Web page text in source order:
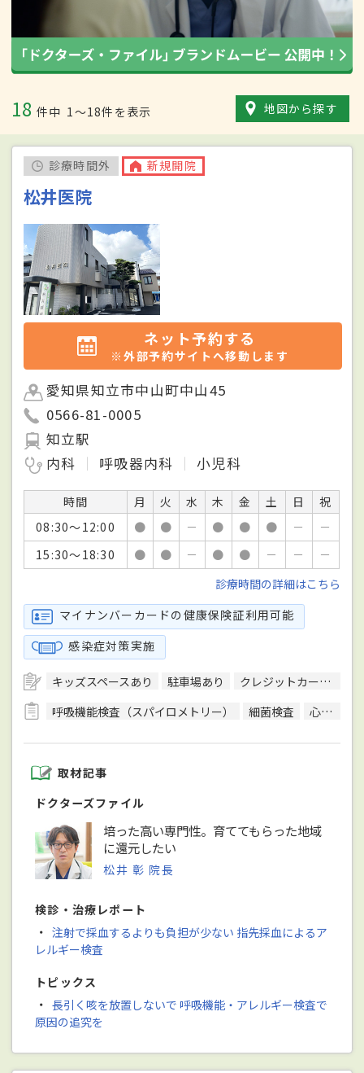
18 件中 1〜18件を表示 地図から探す
診療時間外 新規開院
松井医院
ネット予約する
※外部予約サイトへ移動します
愛知県知立市中山町中山45
0566-81-0005
知立駅
内科
呼吸器内科 小児科
時間 月 火 水 木 金 土 日
祝
08:30～12:00
● ● － ● ● ● －
－
15:30～18:30
● ● － ● ● － －
－
診療時間の詳細はこちら
マイナンバーカードの健康保険証利用可能
感染症対策実施
キッズスペースあり 駐車場あり
クレジットカード対応
呼吸機能検査（スパイロメトリー）
細菌検査 心電図検査
取材記事
ドクターズファイル
培った高い専門性。育ててもらった地域
に還元したい
松井 彰 院長
検診・治療レポート
・ 注射で採血するよりも負担が少ない 指先採血によるア
レルギー検査
トピックス
・ 長引く咳を放置しないで 呼吸機能・アレルギー検査で
原因の追究を